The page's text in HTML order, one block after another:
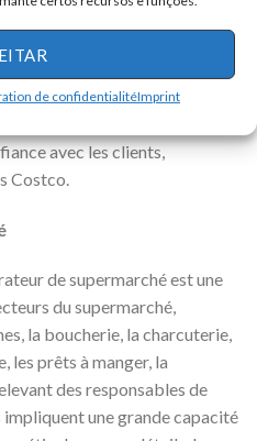
de confidentialitéImprint
approfondie du marché
un soutien et des
avec les clients,
Costco.
de supermarché est une
du supermarché,
la boucherie, la charcuterie,
les prêts à manger, la
des responsables de
une grande capacité